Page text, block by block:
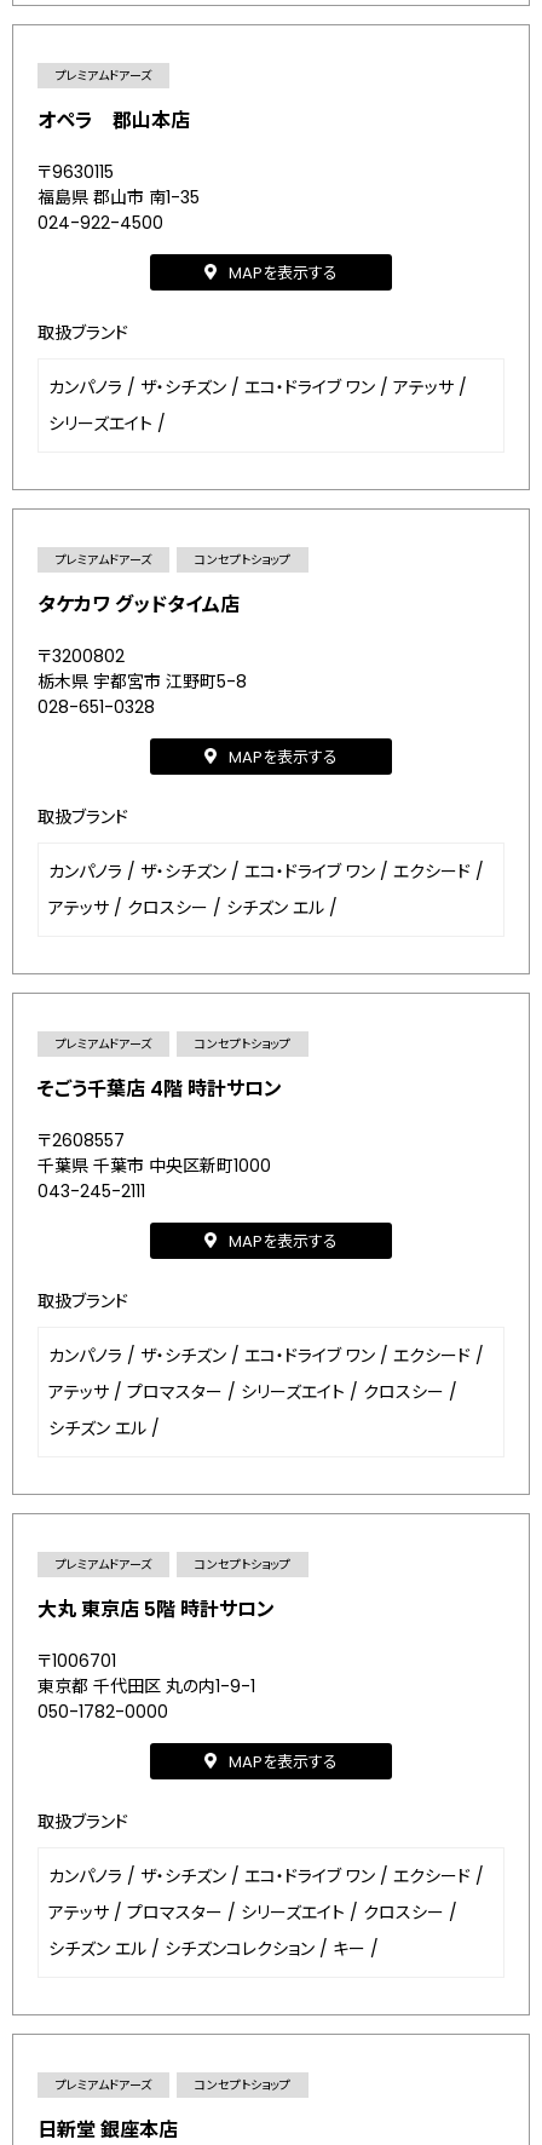
プレミアムドアーズ
オペラ 郡山本店
〒9630115
福島県 郡山市 南1-35
024-922-4500
MAPを表示する
取扱ブランド
カンパノラ / ザ・シチズン / エコ・ドライブ ワン / アテッサ /
シリーズエイト /
プレミアムドアーズ コンセプトショップ
タケカワ グッドタイム店
〒3200802
栃木県 宇都宮市 江野町5-8
028-651-0328
MAPを表示する
取扱ブランド
カンパノラ / ザ・シチズン / エコ・ドライブ ワン / エクシード /
アテッサ / クロスシー / シチズン エル /
プレミアムドアーズ コンセプトショップ
そごう千葉店 4階 時計サロン
〒2608557
千葉県 千葉市 中央区新町1000
043-245-2111
MAPを表示する
取扱ブランド
カンパノラ / ザ・シチズン / エコ・ドライブ ワン / エクシード /
アテッサ / プロマスター / シリーズエイト / クロスシー /
シチズン エル /
プレミアムドアーズ コンセプトショップ
大丸 東京店 5階 時計サロン
〒1006701
東京都 千代田区 丸の内1-9-1
050-1782-0000
MAPを表示する
取扱ブランド
カンパノラ / ザ・シチズン / エコ・ドライブ ワン / エクシード /
アテッサ / プロマスター / シリーズエイト / クロスシー /
シチズン エル / シチズンコレクション / キー /
プレミアムドアーズ コンセプトショップ
日新堂 銀座本店